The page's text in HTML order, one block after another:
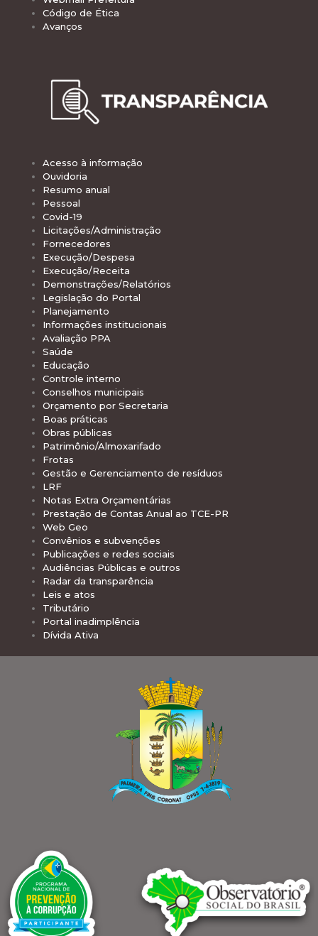
Código de Ética
Avanços
Acesso à informação
Ouvidoria
Resumo anual
Pessoal
Covid-19
Licitações/Administração
Fornecedores
Execução/Despesa
Execução/Receita
Demonstrações/Relatórios
Legislação do Portal
Planejamento
Informações institucionais
Avaliação PPA
Saúde
Educação
Controle interno
Conselhos municipais
Orçamento por Secretaria
Boas práticas
Obras públicas
Patrimônio/Almoxarifado
Frotas
Gestão e Gerenciamento de resíduos
LRF
Notas Extra Orçamentárias
Prestação de Contas Anual ao TCE-PR
Web Geo
Convênios e subvenções
Publicações e redes sociais
Audiências Públicas e outros
Radar da transparência
Leis e atos
Tributário
Portal inadimplência
Dívida Ativa